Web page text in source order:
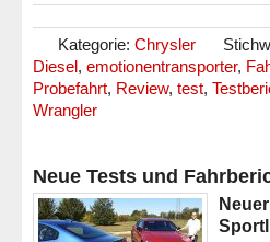
Kategorie: Chrysler
Diesel, emotionentransporter,
Probefahrt, Review, test,
Wrangler
Neue Tests und